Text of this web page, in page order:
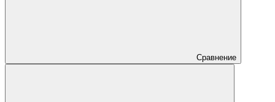
Сравнение